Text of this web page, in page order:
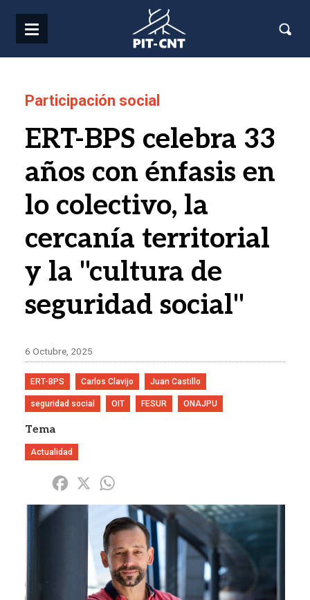
Participación social
ERT-BPS celebra 33
años con énfasis en
lo colectivo, la
cercanía territorial
y la "cultura de
seguridad social"
6 Octubre, 2025
ERT-BPS Carlos Clavijo Juan Castillo
seguridad social OIT FESUR ONAJPU
Tema
Actualidad
Share Facebook
X
Imagen